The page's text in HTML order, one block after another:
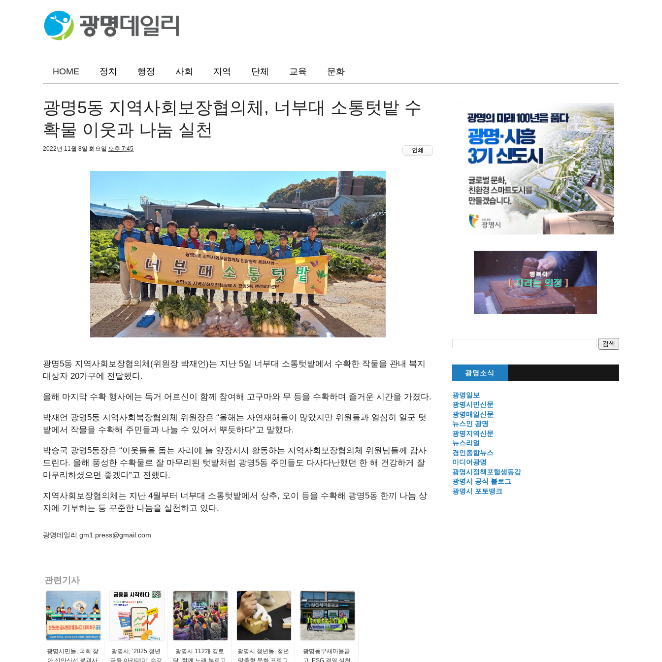
HOME 정치 행정 사회 지역 단체 교육 문화
광명5동 지역사회보장협의체, 너부대 소통텃밭 수
확물 이웃과 나눔 실천
2022년 11월 8일 화요일 오후 7:45 인쇄
광명5동 지역사회보장협의체(위원장 박재언)는 지난 5일 너부대 소통텃밭에서 수확한 작물을 관내 복지
대상자 20가구에 전달했다.
올해 마지막 수확 행사에는 독거 어르신이 함께 참여해 고구마와 무 등을 수확하며 즐거운 시간을 가졌다.
박재언 광명5동 지역사회복장협의체 위원장은 “올해는 자연재해들이 많았지만 위원들과 열심히 일군 텃
밭에서 작물을 수확해 주민들과 나눌 수 있어서 뿌듯하다”고 말했다.
박승국 광명5동장은 “이웃들을 돕는 자리에 늘 앞장서서 활동하는 지역사회보장협의체 위원님들께 감사
드린다. 올해 풍성한 수확물로 잘 마무리된 텃밭처럼 광명5동 주민들도 다사다난했던 한 해 건강하게 잘
마무리하셨으면 좋겠다”고 전했다.
지역사회보장협의체는 지난 4월부터 너부대 소통텃밭에서 상추, 오이 등을 수확해 광명5동 한끼 나눔 상
자에 기부하는 등 꾸준한 나눔을 실천하고 있다.
광명데일리 gm1.press@gmail.com
관련기사
광명시민들, 국회 찾
아 신안산선 붕괴사
광명시, ‘2025 청년
금융 아카데미’ 수강
광명시 112개 경로
당, 함께 노래 부르고
광명시 청년동, 청년
맞춤형 문화 프로그
광명동부새마을금
고, ESG 경영 실천
광명소식
광명일보
광명시민신문
광명매일신문
뉴스인 광명
광명지역신문
뉴스리얼
경인종합뉴스
미디어광명
광명시정책포털생동감
광명시 공식 블로그
광명시 포토뱅크